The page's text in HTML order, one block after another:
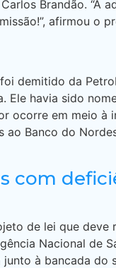
Brandão. “A
afirmou o
demitido da
havia sido
ocorre em meio à
Banco do
com
de lei que
Nacional de
à bancada do